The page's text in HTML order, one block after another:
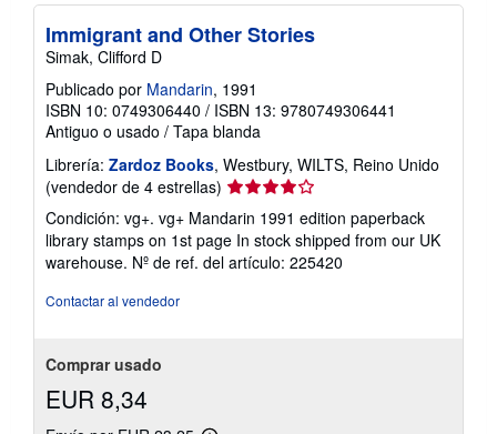
Immigrant and Other Stories
Simak, Clifford D
Publicado por Mandarin, 1991
ISBN 10: 0749306440 / ISBN 13: 9780749306441
Antiguo o usado / Tapa blanda
Librería: Zardoz Books, Westbury, WILTS, Reino Unido
(vendedor de 4 estrellas) Calificación
del
vendedor:
4
de
Condición: vg+. vg+ Mandarin 1991 edition paperback
library stamps on 1st page In stock shipped from our UK
warehouse. Nº de ref. del artículo: 225420
Contactar al vendedor
Comprar usado
EUR 8,34